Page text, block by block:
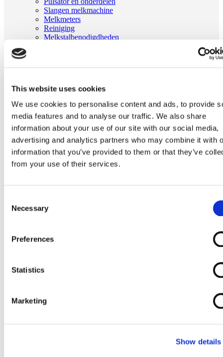
This website uses cookies
We use cookies to personalise content and ads, to provide
media features and to analyse our traffic. We also share
information about your use of our site with our social media,
advertising and analytics partners who may combine it with
information that you’ve provided to them or that they’ve
from your use of their services.
Selection
Necessary
Preferences
Statistics
Marketing
Show details
Slangen melkmachine
Melkmeters
Reiniging
Melkstalbenodigdheden
Melkrobot
DeLaval VMS Melkrobot
Fullwood Merlin
GEA MIone
Stal benodigdheden
Go to Stal benodigdheden
Koeborstel
Ambic onderdelen
Minimelkers
stalartikelen
Melkstalbenodigdheden
Tepelvoeringstop, oranje